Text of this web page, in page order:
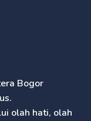
Bogor
olah hati, olah